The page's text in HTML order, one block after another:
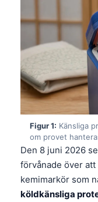
Figur 1: Känsliga
om provet
Den 8 juni 2026
förvånade över
kemimarkör som
köldkänsliga